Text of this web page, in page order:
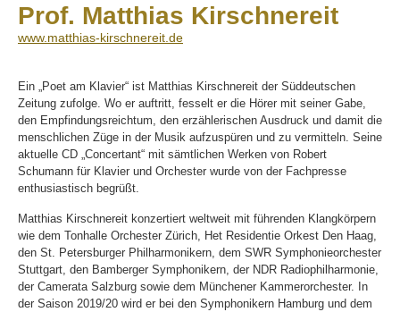
Prof. Matthias Kirschnereit
www.matthias-kirschnereit.de
Ein „Poet am Klavier“ ist Matthias Kirschnereit der Süddeutschen
Zeitung zufolge. Wo er auftritt, fesselt er die Hörer mit seiner Gabe,
den Empfindungsreichtum, den erzählerischen Ausdruck und damit die
menschlichen Züge in der Musik aufzuspüren und zu vermitteln. Seine
aktuelle CD „Concertant“ mit sämtlichen Werken von Robert
Schumann für Klavier und Orchester wurde von der Fachpresse
enthusiastisch begrüßt.
Matthias Kirschnereit konzertiert weltweit mit führenden Klangkörpern
wie dem Tonhalle Orchester Zürich, Het Residentie Orkest Den Haag,
den St. Petersburger Philharmonikern, dem SWR Symphonieorchester
Stuttgart, den Bamberger Symphonikern, der NDR Radiophilharmonie,
der Camerata Salzburg sowie dem Münchener Kammerorchester. In
der Saison 2019/20 wird er bei den Symphonikern Hamburg und dem